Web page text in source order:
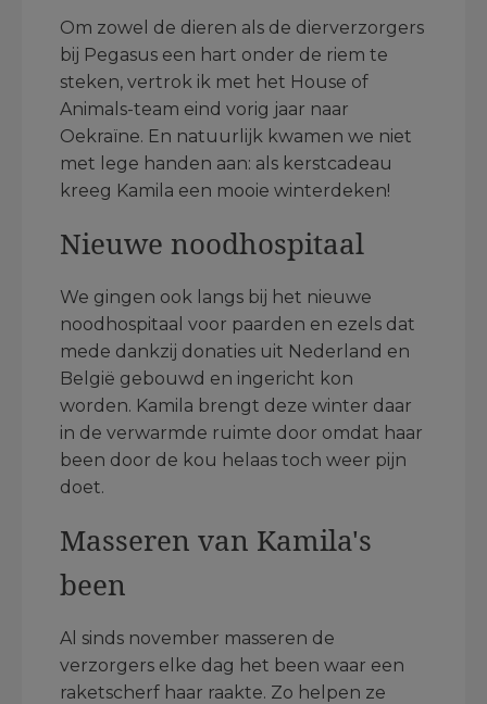
Om zowel de dieren als de dierverzorgers
bij Pegasus een hart onder de riem te
steken, vertrok ik met het House of
Animals-team eind vorig jaar naar
Oekraïne. En natuurlijk kwamen we niet
met lege handen aan: als kerstcadeau
kreeg Kamila een mooie winterdeken!
Nieuwe noodhospitaal
We gingen ook langs bij het nieuwe
noodhospitaal voor paarden en ezels dat
mede dankzij donaties uit Nederland en
België gebouwd en ingericht kon
worden. Kamila brengt deze winter daar
in de verwarmde ruimte door omdat haar
been door de kou helaas toch weer pijn
doet.
Masseren van Kamila's
been
Al sinds november masseren de
verzorgers elke dag het been waar een
raketscherf haar raakte. Zo helpen ze